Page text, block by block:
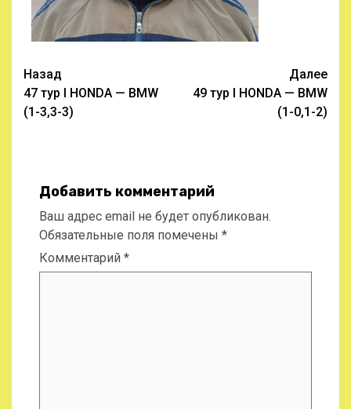
Навигация
записи
Назад
47 тур I HONDA — BMW
(1-3,3-3)
Далее
49 тур I HONDA — BMW
(1-0,1-2)
Добавить комментарий
Ваш адрес email не будет опубликован.
Обязательные поля помечены *
Комментарий *